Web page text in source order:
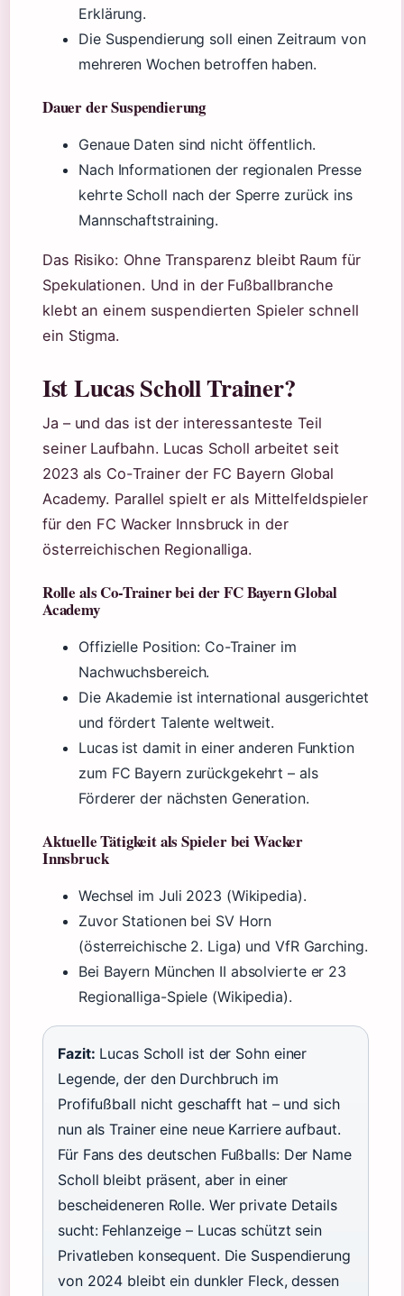
Erklärung.
Die Suspendierung soll einen Zeitraum von
mehreren Wochen betroffen haben.
Dauer der Suspendierung
Genaue Daten sind nicht öffentlich.
Nach Informationen der regionalen Presse
kehrte Scholl nach der Sperre zurück ins
Mannschaftstraining.
Das Risiko: Ohne Transparenz bleibt Raum für
Spekulationen. Und in der Fußballbranche
klebt an einem suspendierten Spieler schnell
ein Stigma.
Ist Lucas Scholl Trainer?
Ja – und das ist der interessanteste Teil
seiner Laufbahn. Lucas Scholl arbeitet seit
2023 als Co-Trainer der FC Bayern Global
Academy. Parallel spielt er als Mittelfeldspieler
für den FC Wacker Innsbruck in der
österreichischen Regionalliga.
Rolle als Co-Trainer bei der FC Bayern Global
Academy
Offizielle Position: Co-Trainer im
Nachwuchsbereich.
Die Akademie ist international ausgerichtet
und fördert Talente weltweit.
Lucas ist damit in einer anderen Funktion
zum FC Bayern zurückgekehrt – als
Förderer der nächsten Generation.
Aktuelle Tätigkeit als Spieler bei Wacker
Innsbruck
Wechsel im Juli 2023 (Wikipedia).
Zuvor Stationen bei SV Horn
(österreichische 2. Liga) und VfR Garching.
Bei Bayern München II absolvierte er 23
Regionalliga-Spiele (Wikipedia).
Fazit: Lucas Scholl ist der Sohn einer
Legende, der den Durchbruch im
Profifußball nicht geschafft hat – und sich
nun als Trainer eine neue Karriere aufbaut.
Für Fans des deutschen Fußballs: Der Name
Scholl bleibt präsent, aber in einer
bescheideneren Rolle. Wer private Details
sucht: Fehlanzeige – Lucas schützt sein
Privatleben konsequent. Die Suspendierung
von 2024 bleibt ein dunkler Fleck, dessen